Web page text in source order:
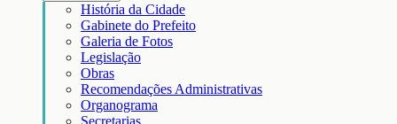
História da Cidade
Gabinete do Prefeito
Galeria de Fotos
Legislação
Obras
Recomendações Administrativas
Organograma
Secretarias